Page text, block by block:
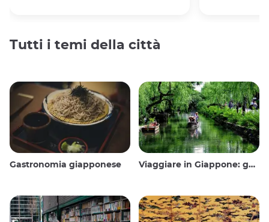
Tutti i temi della città
Gastronomia giapponese Viaggiare in Giappone: guida e consigli